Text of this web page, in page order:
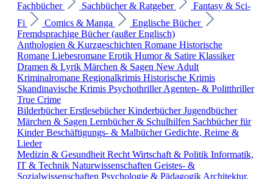
Fachbücher
Sachbücher & Ratgeber
Fantasy & Sci-
Fi
Comics & Manga
Englische Bücher
Fremdsprachige Bücher (außer Englisch)
Anthologien & Kurzgeschichten Romane Historische
Romane Liebesromane Erotik Humor & Satire Klassiker
Dramen & Lyrik Märchen & Sagen New Adult
Kriminalromane Regionalkrimis Historische Krimis
Skandinavische Krimis PsychothrillerAgenten- & Politthriller
True Crime
BilderbücherErstlesebücherKinderbücherJugendbücher
Märchen & Sagen Lernbücher & Schulhilfen Sachbücher für
KinderBeschäftigungs- & MalbücherGedichte, Reime &
Lieder
Medizin & Gesundheit Recht Wirtschaft & Politik Informatik,
IT & Technik Naturwissenschaften Geistes- &
Sozialwissenschaften Psychologie & Pädagogik Architektur,